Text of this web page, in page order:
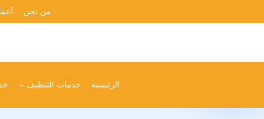
من نحن
الرئيسية خدمات التنظيف